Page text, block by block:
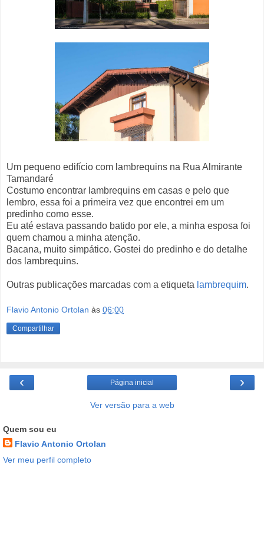
Um pequeno edifício com lambrequins na Rua Almirante
Tamandaré
Costumo encontrar lambrequins em casas e pelo que
lembro, essa foi a primeira vez que encontrei em um
predinho como esse.
Eu até estava passando batido por ele, a minha esposa foi
quem chamou a minha atenção.
Bacana, muito simpático. Gostei do predinho e do detalhe
dos lambrequins.
Outras publicações marcadas com a etiqueta lambrequim.
Flavio Antonio Ortolan às 06:00
Compartilhar
‹ ›
Página inicial
Ver versão para a web
Quem sou eu
Flavio Antonio Ortolan
Ver meu perfil completo